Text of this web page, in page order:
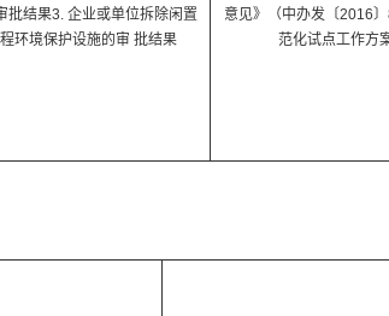
批结果3. 企业或单位拆除闲置
环境保护设施的审 批结果
意见》（中办发〔2016
范化试点工作方